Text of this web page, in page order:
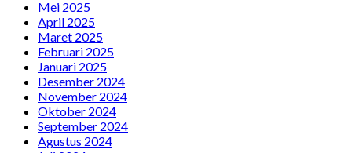
Mei 2025
April 2025
Maret 2025
Februari 2025
Januari 2025
Desember 2024
November 2024
Oktober 2024
September 2024
Agustus 2024